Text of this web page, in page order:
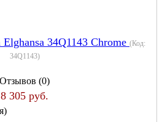
34Q1143 Chrome (Код:
34Q1143)
Отзывов (0)
8 305 руб.